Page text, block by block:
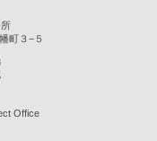
町３−５
Office